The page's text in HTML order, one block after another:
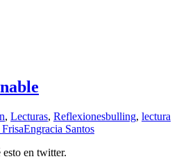
, Lecturas, Reflexionesbulling, lectura
Engracia Santos
en twitter.